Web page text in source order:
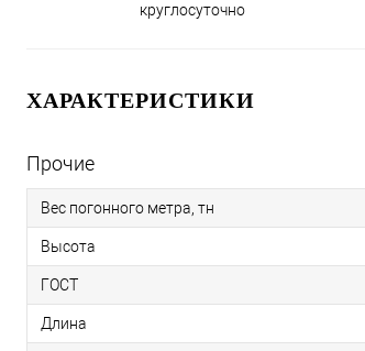
круглосуточно
ХАРАКТЕРИСТИКИ
Прочие
Вес погонного метра, тн
Высота
ГОСТ
Длина